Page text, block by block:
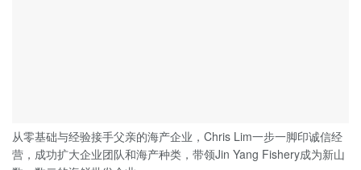
从零基础与经验接手父亲的海产企业，Chris Lim一步一脚印诚信经
营，成功扩大企业团队和海产种类，带领Jin Yang Fishery成为新山